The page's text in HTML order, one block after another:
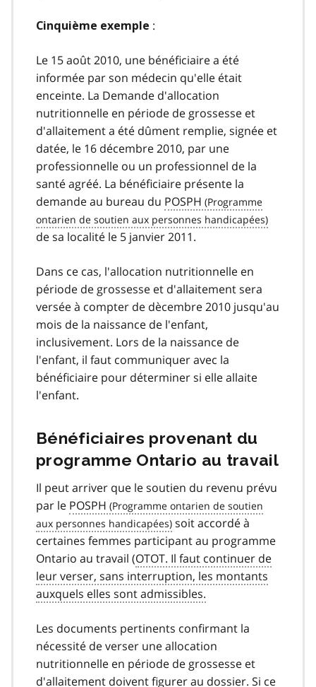
Cinquième exemple :
Le 15 août 2010, une bénéficiaire a été
informée par son médecin qu'elle était
enceinte. La Demande d'allocation
nutritionnelle en période de grossesse et
d'allaitement a été dûment remplie, signée et
datée, le 16 décembre 2010, par une
professionnelle ou un professionnel de la
santé agréé. La bénéficiaire présente la
demande au bureau du POSPH
de sa localité le 5 janvier 2011.
Dans ce cas, l'allocation nutritionnelle en
période de grossesse et d'allaitement sera
versée à compter de dècembre 2010 jusqu'au
mois de la naissance de l'enfant,
inclusivement. Lors de la naissance de
l'enfant, il faut communiquer avec la
bénéficiaire pour déterminer si elle allaite
l'enfant.
Bénéficiaires provenant du
programme Ontario au travail
Il peut arriver que le soutien du revenu prévu
par le POSPH
soit accordé à
certaines femmes participant au programme
Ontario au travail (OTOT. Il faut continuer de
leur verser, sans interruption, les montants
auxquels elles sont admissibles.
Les documents pertinents confirmant la
nécessité de verser une allocation
nutritionnelle en période de grossesse et
d'allaitement doivent figurer au dossier. Si ce